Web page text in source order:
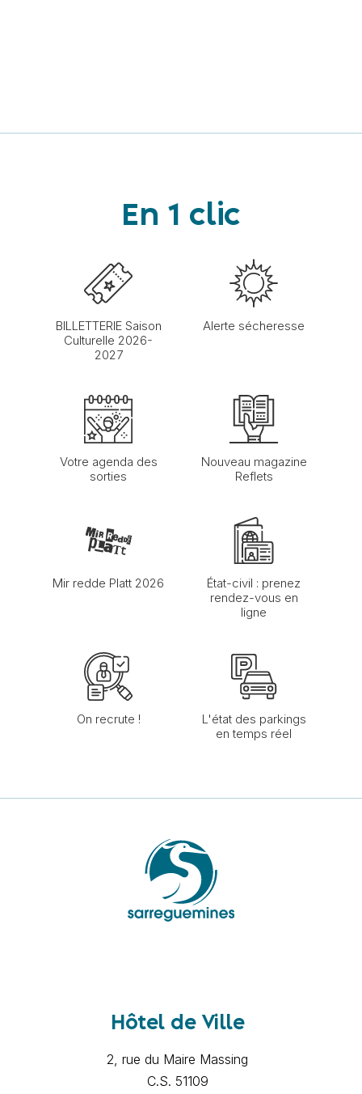
En 1 clic
BILLETTERIE Saison
Culturelle 2026-
2027
Alerte sécheresse
Votre agenda des
sorties
Nouveau magazine
Reflets
Mir redde Platt 2026
État-civil : prenez
rendez-vous en
ligne
On recrute !
L'état des parkings
en temps réel
Hôtel de Ville
2, rue du Maire Massing
C.S. 51109